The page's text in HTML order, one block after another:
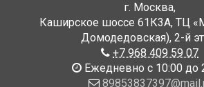
г. Москва,
Каширское шоссе 61К3А, ТЦ
Домодедовская), 2-й
+7 968 409 59 07
Ежедневно с 10:00 до